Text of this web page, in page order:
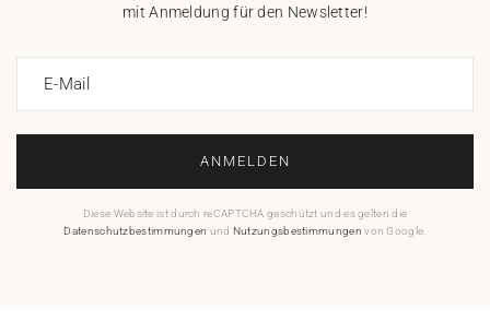
mit Anmeldung für den Newsletter!
E-Mail
ANMELDEN
Diese Website ist durch reCAPTCHA geschützt und es gelten die
Datenschutzbestimmungen und Nutzungsbestimmungen von Google.